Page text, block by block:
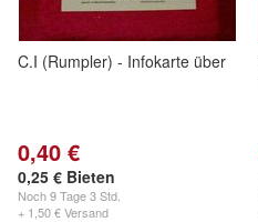
C.I (Rumpler) - Infokarte über
0,40 €
0,25 € Bieten
Noch9 Tage 3 Std.
+ 1,50 € Versand